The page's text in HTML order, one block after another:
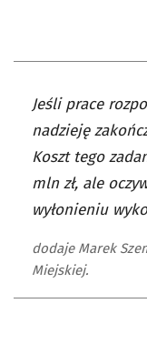
Jeśli prace
nadzieję
Koszt tego
mln zł, ale
wyłonieniu
dodaje Marek
Miejskiej.